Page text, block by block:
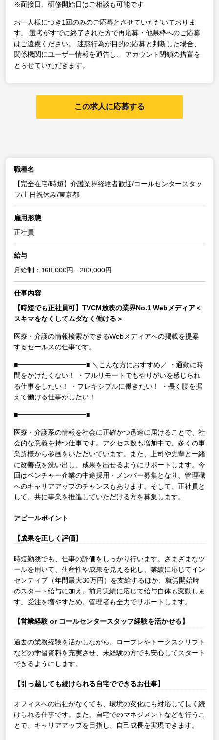
※面接日、研修開始日はご相談も可能です
お一人様につき1回のみのご応募とさせていただいておりま
す。
選考がすでに終了された方で再応募・他県枠へのご応募
はご遠慮ください。
迷惑行為が目的の応募と判断した場合、
関係機関にユーザー情報を通告し、
アカウント閉鎖の措置を
とらせていただきます。
この求人に応募する
職種名
【完全在宅/時短】介護業界経験者歓迎/コールセンタースタッ
フ/土日祝休み/東京都
雇用形態
正社員
給与
月給制：168,000円 - 280,000円
仕事内容
【時短でも正社員可】TVCM放映の業界No.1 Webメディア＜
スキマをなくしてムダなく働ける＞
医療・介護の情報検索ができるWebメディアへの掲載を提案
するセールスの仕事です。
■━━━━━━━━━━■ ＼こんな方におすすめ／
・通勤に時
間をかけたくない！
・フルリモートでもやりがいを感じられ
る仕事をしたい！
・フレキシブルに働きたい！
・長く腰を据
えて働ける仕事がしたい！
■━━━━━━━━━━■
医療・介護系の情報を社会に正確かつ迅速に届けることで、社
会的な意義を持つ仕事です。アクセス数も増加中で、多くの事
業所様から参画をいただいています。また、上司や先輩と一緒
に改善点を洗い出し、成果を出せるようにサポートします。今
回はベンチャー企業の中途採用・メンバー募集となり、管理職
へのキャリアアップのチャンスもあります。そして、正社員と
して、共に事業を推進していただける方を募集します。
アピールポイント
【成果を正しく評価】
時短勤務でも、仕事の評価をしっかり行います。さまざまなツ
ールを用いて、生産性や成果を見える化し、業績に応じてイン
センティブ（年間最大30万円）を支給するほか、就労開始時
のスタート給与に加え、前月実績に応じて給与自体も変動しま
す。受注を増やすため、管理者も全力でサポートします。
【営業経験 or コールセンタースタッフ経験を活かせる】
過去の業務経験を活かしながら、ロープレやトークスクリプト
などの学習資料を充実させ、未経験の方でも安心してスタート
できるようにします。
【引っ越しても続けられる自宅でできるお仕事】
オフィスへの出社がなくても、環境の変化にも対応して長く続
けられる仕事です。また、自宅でのマネジメントなどを行うこ
とで、キャリアアップを目指し、自己成長を実現できます。